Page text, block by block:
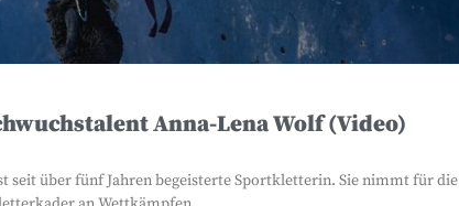
Anna-Lena Wolf (Video)
seit über fünf Jahren begeisterte Sportkletterin. Sie nimmt für die